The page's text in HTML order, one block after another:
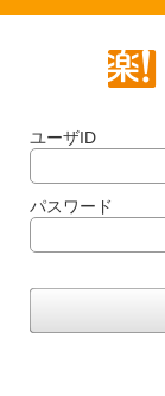
ユーザID
パスワード